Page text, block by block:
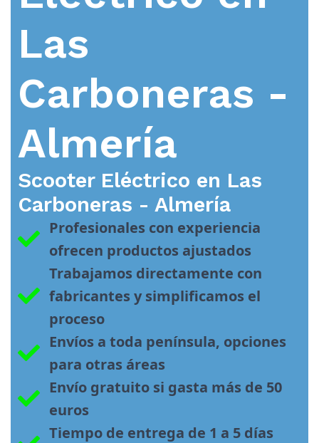
Las
Carboneras -
Almería
Scooter Eléctrico en Las
Carboneras - Almería
Profesionales con experiencia
ofrecen productos ajustados
Trabajamos directamente con
fabricantes y simplificamos el
proceso
Envíos a toda península, opciones
para otras áreas
Envío gratuito si gasta más de 50
euros
Tiempo de entrega de 1 a 5 días